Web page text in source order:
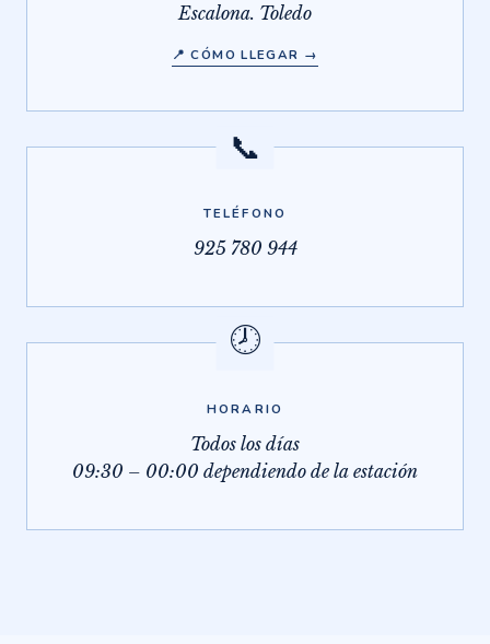
Escalona. Toledo
📍 CÓMO LLEGAR →
📞
TELÉFONO
925 780 944
🕗
HORARIO
Todos los días
09:30 – 00:00 dependiendo de la estación